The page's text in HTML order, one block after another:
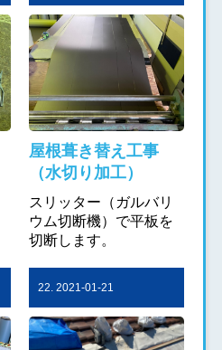
屋根葺き替え工事
（水切り加工）
スリッター（ガルバリ
ウム切断機）で平板を
切断します。
22. 2021-01-21